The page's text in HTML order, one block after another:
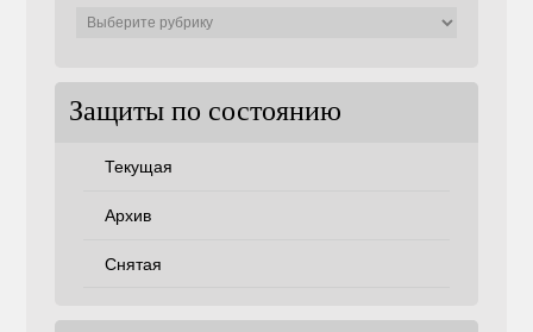
Защиты по состоянию
Текущая
Архив
Снятая